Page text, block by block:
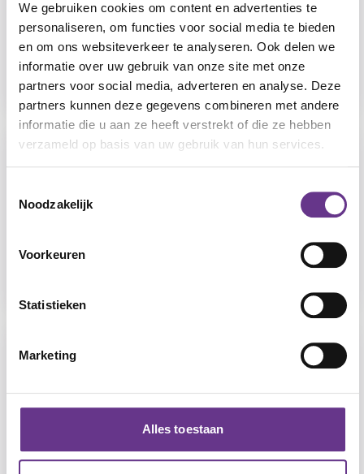
We gebruiken cookies om content en advertenties te
personaliseren, om functies voor social media te bieden
en om ons websiteverkeer te analyseren. Ook delen we
informatie over uw gebruik van onze site met onze
partners voor social media, adverteren en analyse. Deze
partners kunnen deze gegevens combineren met andere
informatie die u aan ze heeft verstrekt of die ze hebben
verzameld op basis van uw gebruik van hun services.
Noodzakelijk
Voorkeuren
Statistieken
Marketing
Alles toestaan
Werkblad,
Infoblad, Spel
1. Wat gebruik ik
Werkblad,
Licht verstandelijk
1. Wat gebruik ik
Werkblad,
Praatplaat